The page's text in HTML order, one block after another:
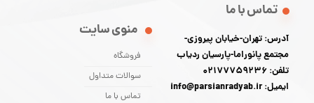
منوی سایت
فروشگاه
سوالات متداول
تماس با ما
تماس با ما
آدرس: تهران-خیابان پیروزی-
مجتمع پانوراما-پارسیان ردیاب
تلفن: 02177759236
ایمیل: info@parsianradyab.ir